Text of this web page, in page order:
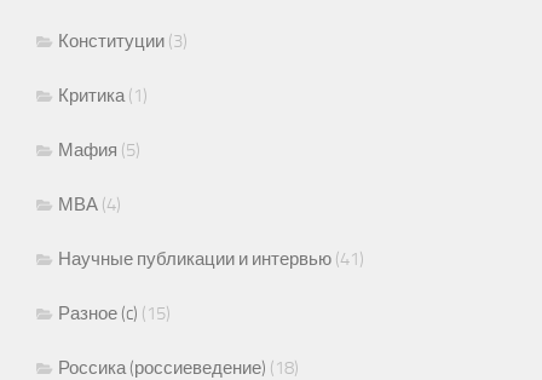
Конституции (3)
Критика(1)
Мафия (5)
МВА (4)
Научные публикации и интервью (41)
Разное (c) (15)
Россика (россиеведение) (18)